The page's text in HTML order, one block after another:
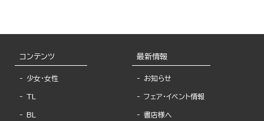
コンテンツ
少女・女性
TL
BL
最新情報
お知らせ
フェア・イベント情報
書店様へ